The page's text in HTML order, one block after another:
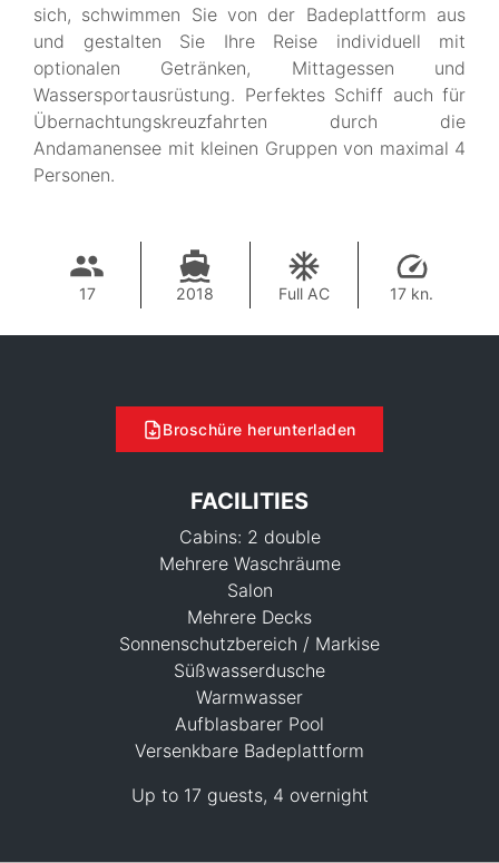
sich, schwimmen Sie von der Badeplattform aus
und gestalten Sie Ihre Reise individuell mit
optionalen Getränken, Mittagessen und
Wassersportausrüstung. Perfektes Schiff auch für
Übernachtungskreuzfahrten durch die
Andamanensee mit kleinen Gruppen von maximal 4
Personen.
17 2018 Full AC 17 kn.
Broschüre herunterladen
FACILITIES
Cabins: 2 double
Mehrere Waschräume
Salon
Mehrere Decks
Sonnenschutzbereich / Markise
Süßwasserdusche
Warmwasser
Aufblasbarer Pool
Versenkbare Badeplattform
Up to 17 guests, 4 overnight